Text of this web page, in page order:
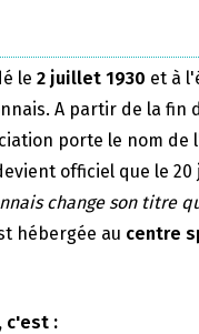
le 2 juillet 1930 et à
A partir de la fin
porte le nom de
officiel que le 20
change son titre
hébergée au centre
c'est :